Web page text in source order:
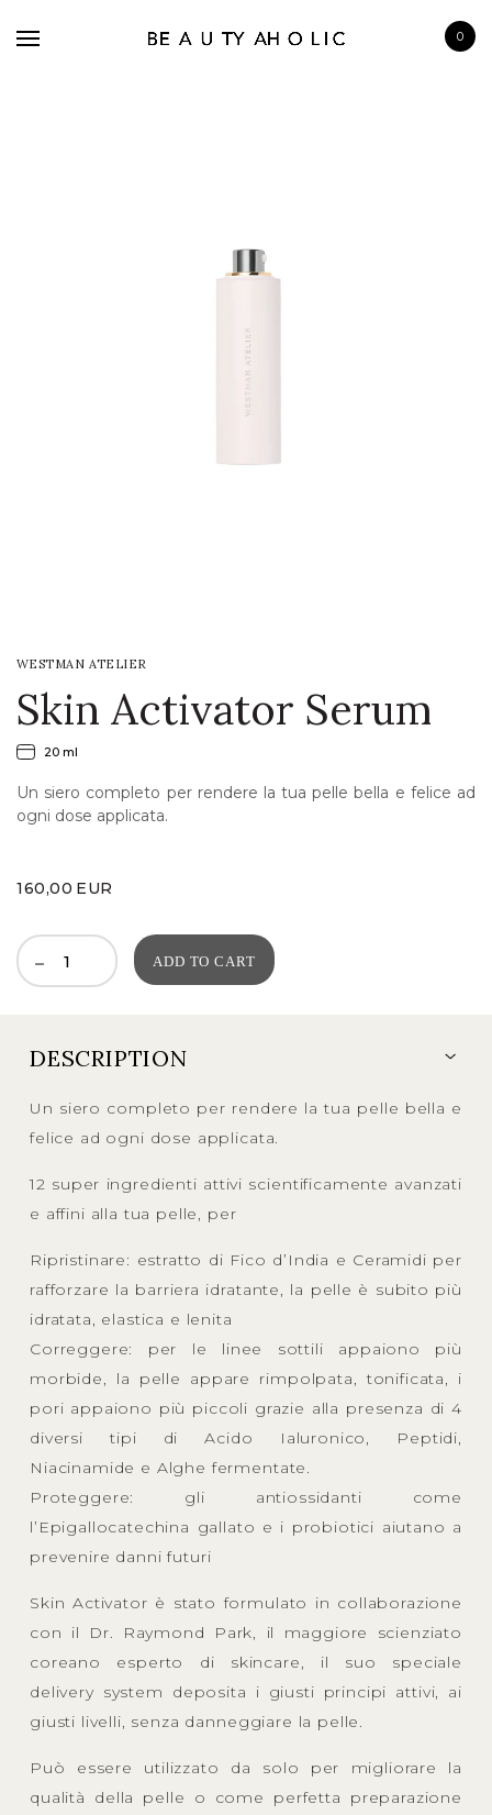
0
WESTMAN ATELIER
Skin Activator Serum
20 ml
Un siero completo per rendere la tua pelle bella e felice ad
ogni dose applicata.
160,00 EUR
ADD TO CART
DESCRIPTION
Un siero completo per rendere la tua pelle bella e
felice ad ogni dose applicata.
12 super ingredienti attivi scientificamente avanzati
e affini alla tua pelle, per
Ripristinare: estratto di Fico d’India e Ceramidi per
rafforzare la barriera idratante, la pelle è subito più
idratata, elastica e lenita
Correggere: per le linee sottili appaiono più
morbide, la pelle appare rimpolpata, tonificata, i
pori appaiono più piccoli grazie alla presenza di 4
diversi tipi di Acido Ialuronico, Peptidi,
Niacinamide e Alghe fermentate.
Proteggere: gli antiossidanti come
l’Epigallocatechina gallato e i probiotici aiutano a
prevenire danni futuri
Skin Activator è stato formulato in collaborazione
con il Dr. Raymond Park, il maggiore scienziato
coreano esperto di skincare, il suo speciale
delivery system deposita i giusti principi attivi, ai
giusti livelli, senza danneggiare la pelle.
Può essere utilizzato da solo per migliorare la
qualità della pelle o come perfetta preparazione